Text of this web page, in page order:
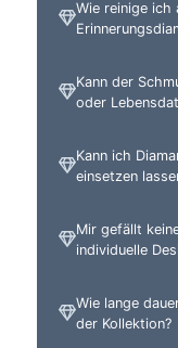
Wie reinige ich
Kann der
oder
Kann ich
einsetzen
Mir gefällt
individuelle
Wie lange
der Kollektion?